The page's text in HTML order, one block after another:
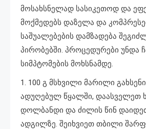
მოსახსნელად სასიკეთოდ და
მოქმედებს დაზელა და
საშუალებების დამზადება
პირობებში. პროცედურები უნდა
სიმპტომების მოხსნამდე.
1. 100 გ მსხვილი მარილი
ადუღებულ წყალში, დაასველეთ
დოლბანდი და ძილის წინ
ადგილზე. შეიხვიეთ თბილი